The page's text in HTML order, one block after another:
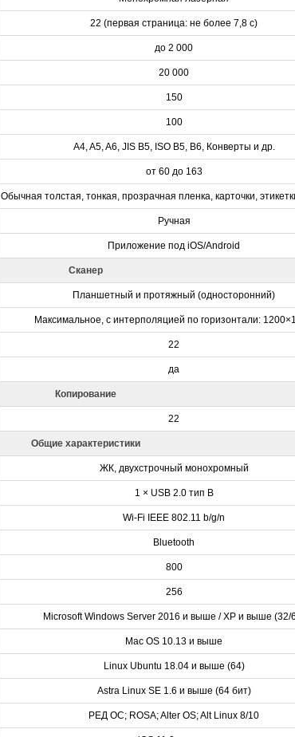
22 (первая страница: не более 7,8 с)
до 2 000
20 000
150
100
A4, A5, A6, JIS B5, ISO B5, B6, Конверты и др.
от 60 до 163
Обычная толстая, тонкая, прозрачная пленка, карточки,
Ручная
Приложение под iOS/Android
Сканер
Планшетный и протяжный (односторонний)
Максимальное, с интерполяцией по горизонтали:
22
да
Копирование
22
Общие характеристики
ЖК, двухстрочный монохромный
1 × USB 2.0 тип B
Wi-Fi IEEE 802.11 b/g/n
Bluetooth
800
256
Microsoft Windows Server 2016 и выше / XP и выше (32/
Mac OS 10.13 и выше
Linux Ubuntu 18.04 и выше (64)
Astra Linux SE 1.6 и выше (64 бит)
РЕД ОС; ROSA; Alter OS; Alt Linux 8/10